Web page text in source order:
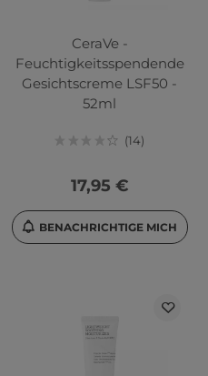
CeraVe -
Feuchtigkeitsspendende
Gesichtscreme LSF50 -
52ml
14
17,95 €
BENACHRICHTIGE MICH